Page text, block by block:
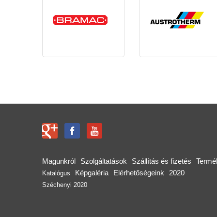
Magunkról Szolgáltatások Szállítás és fizetés
Katalógus Képgaléria Elérhetőségeink 2020
Széchenyi 2020